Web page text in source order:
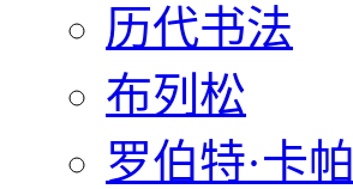
历代书法
布列松
罗伯特·卡帕